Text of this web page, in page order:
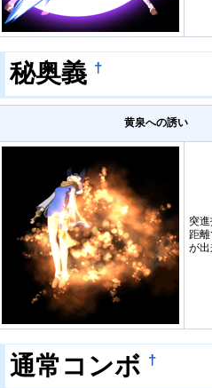
秘奥義 †
黄泉への誘い
突
距
が
通常コンボ †